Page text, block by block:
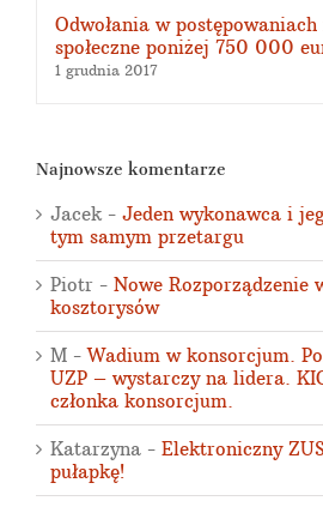
Odwołania w postępowaniach
społeczne poniżej 750 000
1 grudnia 2017
Najnowsze komentarze
Jacek - Jeden wykonawca i
tym samym przetargu
Piotr - Nowe Rozporządzenie
kosztorysów
M -Wadium w konsorcjum.
UZP – wystarczy na lidera.
członka konsorcjum.
Katarzyna - Elektroniczny
pułapkę!